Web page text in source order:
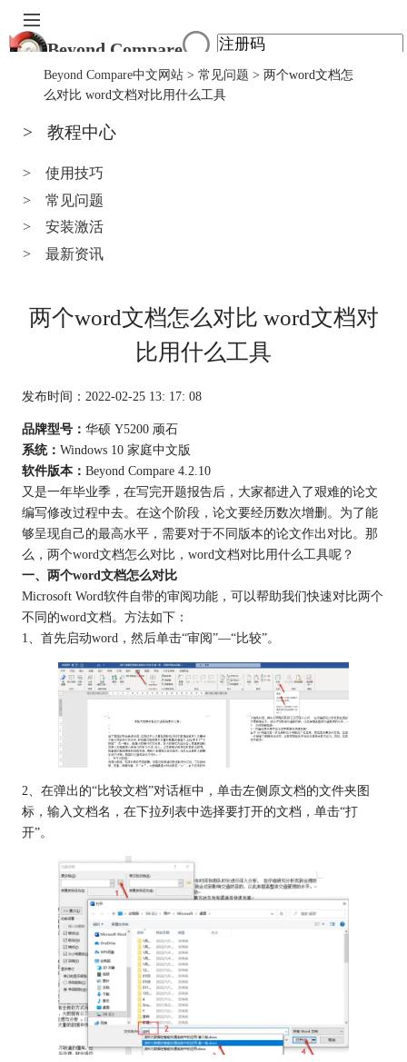
Beyond Compare
首页
服务中心
Beyond Compare中文网站> 常见问题 > 两个word文档怎
么对比 word文档对比用什么工具
> 教程中心
>
使用技巧
>
常见问题
>
安装激活
>
最新资讯
两个word文档怎么对比 word文档对
比用什么工具
发布时间：2022-02-25 13: 17: 08
品牌型号： 华硕 Y5200 顽石
系统： Windows 10 家庭中文版
软件版本： Beyond Compare 4.2.10
又是一年毕业季，在写完开题报告后，大家都进入了艰难的论文
编写修改过程中去。在这个阶段，论文要经历数次增删。为了能
够呈现自己的最高水平，需要对于不同版本的论文作出对比。那
么，两个word文档怎么对比，word文档对比用什么工具呢？
一、两个word文档怎么对比
Microsoft Word软件自带的审阅功能，可以帮助我们快速对比两个
不同的word文档。方法如下：
1、首先启动word，然后单击“审阅”—“比较”。
2、在弹出的“比较文档”对话框中，单击左侧原文档的文件夹图
标，输入文档名，在下拉列表中选择要打开的文档，单击“打
开”。